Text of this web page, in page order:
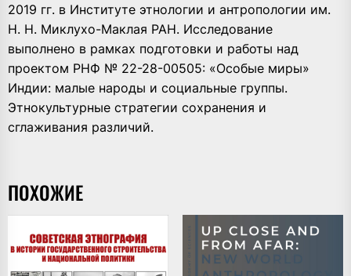
2019 гг. в Институте этнологии и антропологии им.
Н. Н. Миклухо-Маклая РАН. Исследование
выполнено в рамках подготовки и работы над
проектом РНФ № 22-28-00505: «Особые миры»
Индии: малые народы и социальные группы.
Этнокультурные стратегии сохранения и
сглаживания различий.
ПОХОЖИЕ